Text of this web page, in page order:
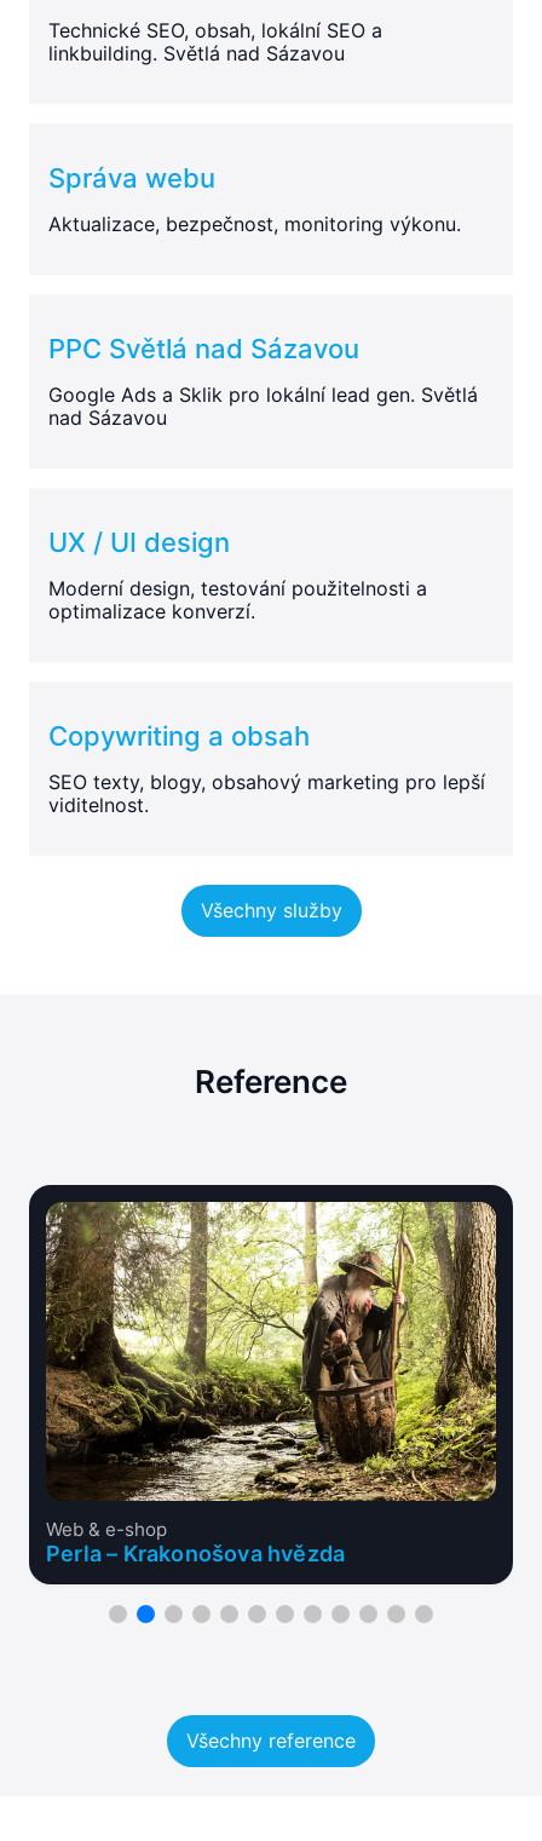
Technické SEO, obsah, lokální SEO a
linkbuilding. Světlá nad Sázavou
Správa webu
Aktualizace, bezpečnost, monitoring výkonu.
PPC Světlá nad Sázavou
Google Ads a Sklik pro lokální lead gen. Světlá
nad Sázavou
UX / UI design
Moderní design, testování použitelnosti a
optimalizace konverzí.
Copywriting a obsah
SEO texty, blogy, obsahový marketing pro lepší
viditelnost.
Všechny služby
Reference
Web & e-shop
Perla – Krakonošova hvězda
Všechny reference